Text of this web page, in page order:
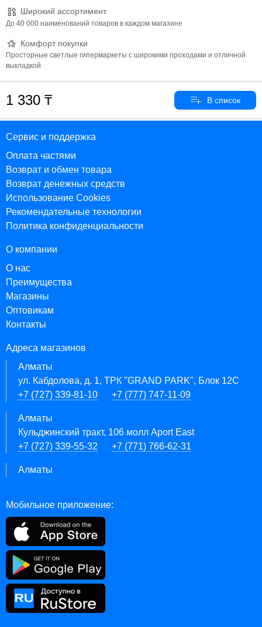
Широкий ассортимент
До 40 000 наименований товаров в каждом магазине
Комфорт покупки
Просторные светлые гипермаркеты с широкими проходами и отличной
выкладкой
1 330
Сервис и поддержка
Оплата частями
Возврат и обмен товара
Возврат денежных средств
Использование Cookies
Рекомендательные технологии
Политика конфиденциальности
О компании
О нас
Преимущества
Магазины
Оптовикам
Контакты
Адреса магазинов
Алматы
ул. Кабдолова, д. 1, ТРК "GRAND PARK", Блок 12C
+7 (727) 339-81-10
+7 (777) 747-11-09
Алматы
Кульджинский тракт, 106 молл Aport East
+7 (727) 339-55-32
+7 (771) 766-62-31
Алматы
Мобильное приложение: